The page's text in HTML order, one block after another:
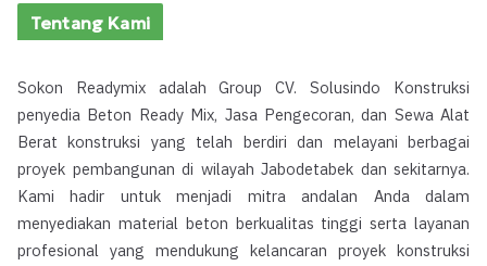
Tentang Kami
Sokon Readymix adalah Group CV. Solusindo Konstruksi
penyedia Beton Ready Mix, Jasa Pengecoran, dan Sewa Alat
Berat konstruksi yang telah berdiri dan melayani berbagai
proyek pembangunan di wilayah Jabodetabek dan sekitarnya.
Kami hadir untuk menjadi mitra andalan Anda dalam
menyediakan material beton berkualitas tinggi serta layanan
profesional yang mendukung kelancaran proyek konstruksi